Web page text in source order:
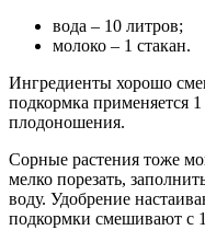
вода – 10 литров;
молоко – 1 стакан.
Ингредиенты хорошо
подкормка применяется
плодоношения.
Сорные растения тоже
мелко порезать,
воду. Удобрение
подкормки смешивают с